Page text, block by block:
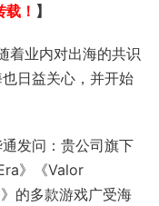
！ 】
着业内对出海的共识
日益关心，并开始
发问：贵公司旗下
》《Valor
的多款游戏广受海